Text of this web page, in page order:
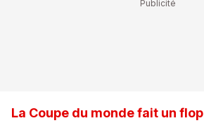
La Coupe du monde fait un flop